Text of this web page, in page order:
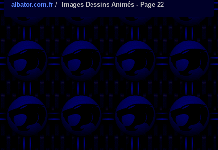
albator.com.fr Images Dessins Animés - Page 22